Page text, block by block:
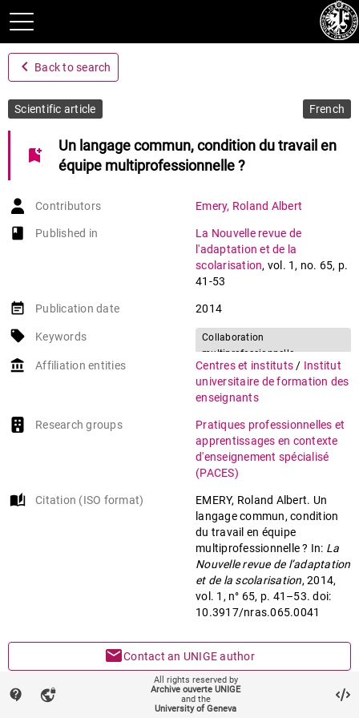
navigate_before Back to search
Scientific article French
bookmark_add
Un langage commun, condition du travail en
équipe multiprofessionnelle ?
Contributors Emery, Roland Albert
book-open
Published in
La Nouvelle revue de
l'adaptation et de la
scolarisation, vol. 1 , no. 65, p.
41-53
event_note Publication date 2014
local_offer Keywords
Collaboration
multiprofessionnelle
Enseignement spécialisé
Institution médico-
Langage
Statut professionnel
account_balance Affiliation entities Centres et instituts / Institut
universitaire de formation des
enseignants
Research groups
Pratiques professionnelles et
apprentissages en contexte
d'enseignement spécialisé
(PACES)
auto_stories Citation (ISO format)
EMERY, Roland Albert. Un
langage commun, condition
du travail en équipe
multiprofessionnelle ? In: La
Nouvelle revue de l’adaptation
et de la scolarisation, 2014,
vol. 1, n° 65, p. 41–53. doi:
10.3917/nras.065.0041
mailContact an UNIGE author
Something wrong on this page?
contact_support vpn_lock
All rights reserved by
Archive ouverte UNIGE
and the
University of Geneva